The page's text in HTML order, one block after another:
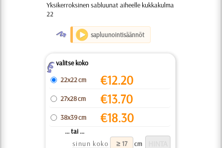
Yksikerroksinen sabluunat aiheelle kukkakulma
22
O sapluunointisäännöt
Zvalitse koko
22x22 cm
€12.20
27x28 cm €13.70
38x39 cm €18.30
... tai ...
sinun koko
cm